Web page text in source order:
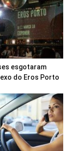
esgotaram
do Eros Porto